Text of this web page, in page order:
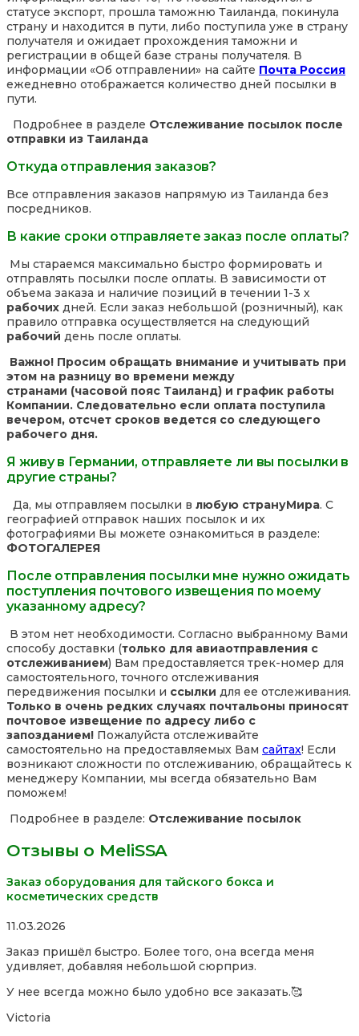
статусе экспорт, прошла таможню Таиланда, покинула
страну и находится в пути, либо поступила уже в страну
получателя и ожидает прохождения таможни и
регистрации в общей базе страны получателя. В
информации «Об отправлении» на сайте Почта Россия
ежедневно отображается количество дней посылки в
пути.
Подробнее в разделе Отслеживание посылок после
отправки из Таиланда
Откуда отправления заказов?
Все отправления заказов напрямую из Таиланда без
посредников.
В какие сроки отправляете заказ после оплаты?
Мы стараемся максимально быстро формировать и
отправлять посылки после оплаты. В зависимости от
объема заказа и наличие позиций в течении 1-3 х
рабочих дней. Если заказ небольшой (розничный), как
правило отправка осуществляется на следующий
рабочий день после оплаты.
Важно! Просим обращать внимание и учитывать при
этом на разницу во времени между
странами (часовой пояс Таиланд) и график работы
Компании. Следовательно если оплата поступила
вечером, отсчет сроков ведется со следующего
рабочего дня.
Я живу в Германии, отправляете ли вы посылки в
другие страны?
Да, мы отправляем посылки в любую странуМира. С
географией отправок наших посылок и их
фотографиями Вы можете ознакомиться в разделе:
ФОТОГАЛЕРЕЯ
После отправления посылки мне нужно ожидать
поступления почтового извещения по моему
указанному адресу?
В этом нет необходимости. Согласно выбранному Вами
способу доставки (только для авиаотправления с
отслеживанием) Вам предоставляется трек-номер для
самостоятельного, точного отслеживания
передвижения посылки и ссылки для ее отслеживания.
Только в очень редких случаях почтальоны приносят
почтовое извещение по адресу либо с
запозданием! Пожалуйста отслеживайте
самостоятельно на предоставляемых Вам сайтах! Если
возникают сложности по отслеживанию, обращайтесь к
менеджеру Компании, мы всегда обязательно Вам
поможем!
Подробнее в разделе: Отслеживание посылок
Отзывы о MeliSSA
Заказ оборудования для тайского бокса и
косметических средств
Rated
out
of
11.03.2026
Заказ пришёл быстро. Более того, она всегда меня
удивляет, добавляя небольшой сюрприз.
У нее всегда можно было удобно все заказать.🥰
Victoria